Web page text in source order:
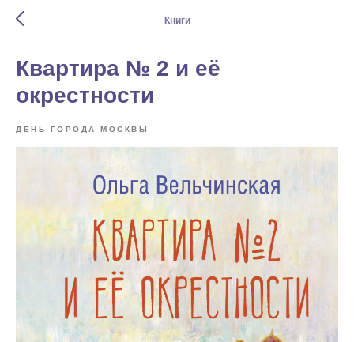
Книги
Квартира № 2 и её
окрестности
ДЕНЬ ГОРОДА МОСКВЫ